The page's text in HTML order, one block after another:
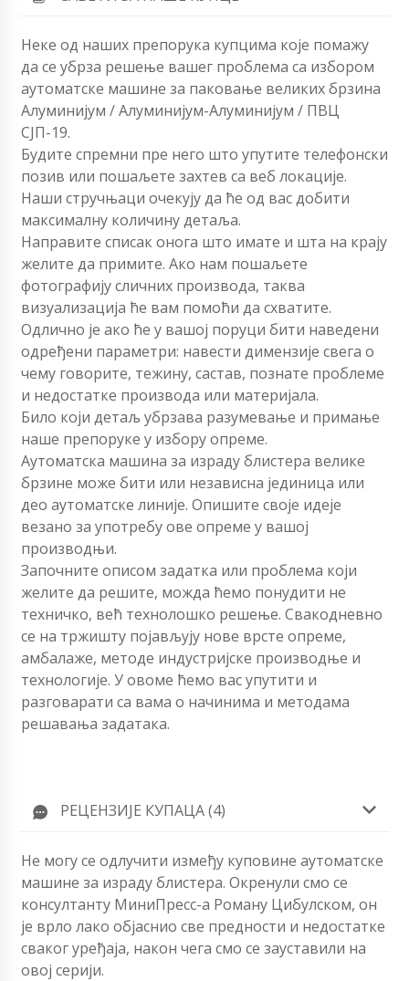
Неке од наших препорука купцима које помажу
да се убрза решење вашег проблема са избором
аутоматске машине за паковање великих брзина
Алуминијум / Алуминијум-Алуминијум / ПВЦ
СЈП-19.
Будите спремни пре него што упутите телефонски
позив или пошаљете захтев са веб локације.
Наши стручњаци очекују да ће од вас добити
максималну количину детаља.
Направите списак онога што имате и шта на крају
желите да примите. Ако нам пошаљете
фотографију сличних производа, таква
визуализација ће вам помоћи да схватите.
Одлично је ако ће у вашој поруци бити наведени
одређени параметри: навести димензије свега о
чему говорите, тежину, састав, познате проблеме
и недостатке производа или материјала.
Било који детаљ убрзава разумевање и примање
наше препоруке у избору опреме.
Аутоматска машина за израду блистера велике
брзине може бити или независна јединица или
део аутоматске линије. Опишите своје идеје
везано за употребу ове опреме у вашој
производњи.
Започните описом задатка или проблема који
желите да решите, можда ћемо понудити не
техничко, већ технолошко решење. Свакодневно
се на тржишту појављују нове врсте опреме,
амбалаже, методе индустријске производње и
технологије. У овоме ћемо вас упутити и
разговарати са вама о начинима и методама
решавања задатака.
РЕЦЕНЗИЈЕ КУПАЦА (4)
Не могу се одлучити између куповине аутоматске
машине за израду блистера. Окренули смо се
консултанту МиниПресс-а Роману Цибулском, он
је врло лако објаснио све предности и недостатке
сваког уређаја, након чега смо се зауставили на
овој серији.